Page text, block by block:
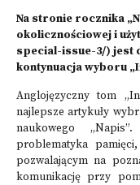
Na stronie rocznika
okolicznościowej i
special-issue-3/) jest
kontynuacja wyboru
Anglojęzyczny tom
najlepsze artykuły
naukowego
problematyka
pozwalającym na
komunikację przy